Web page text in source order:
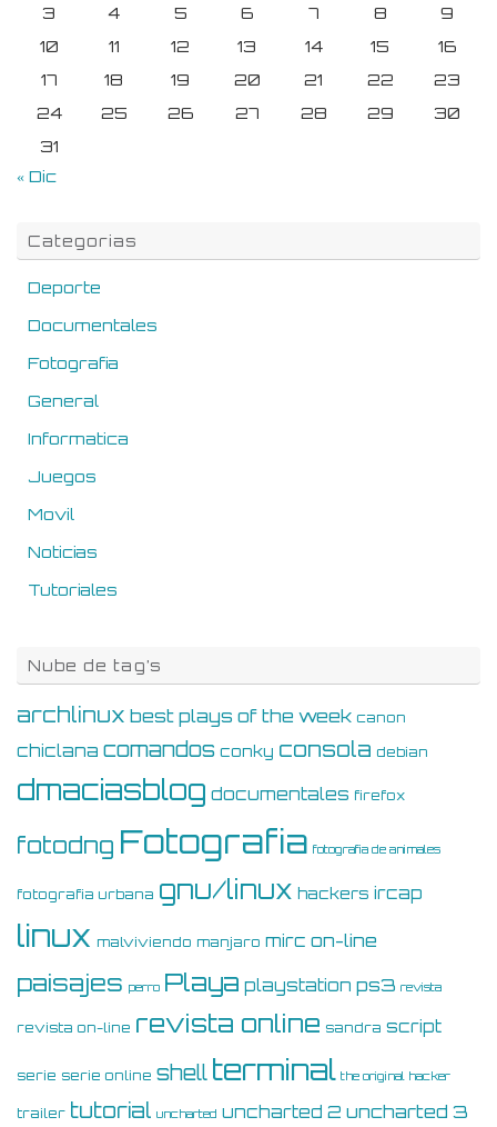
3
4 5 6 7 8
9
10
11 12 13 14 15
16
17
18 19 20 21 22
23
24
25 26 27 28 29
30
31
« Dic
Categorias
Deporte
Documentales
Fotografia
General
Informatica
Juegos
Movil
Noticias
Tutoriales
Nube de tag’s
archlinux best plays of the week canon
chiclana comandos conky consola debian
dmaciasblog documentales firefox
fotodng Fotografia fotografia de animales
fotografia urbana gnu/linux hackers ircap
linux malviviendo manjaro mirc on-line
paisajes perro Playa playstation ps3 revista
revista on-line revista online sandra script
serie serie online shell terminal the original hacker
trailer tutorial uncharted uncharted 2 uncharted 3